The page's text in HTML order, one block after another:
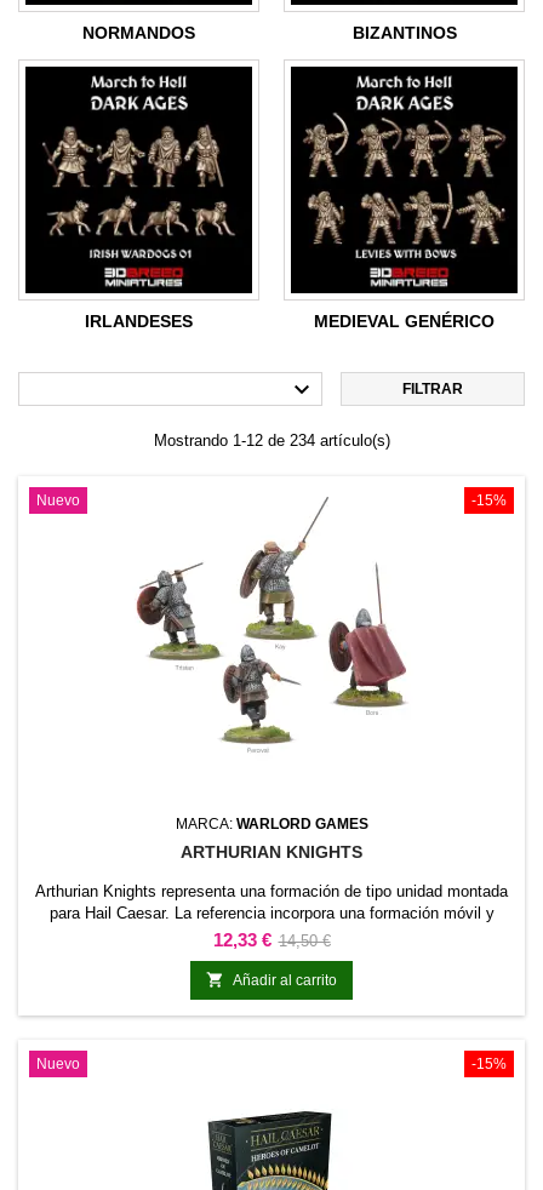
NORMANDOS BIZANTINOS
IRLANDESES MEDIEVAL GENÉRICO
 FILTRAR
Mostrando 1-12 de 234 artículo(s)
-15%
Nuevo
MARCA: WARLORD GAMES
ARTHURIAN KNIGHTS
Arthurian Knights representa una formación de tipo unidad montada
para Hail Caesar. La referencia incorpora una formación móvil y
visualmente diferenciada a la colección.Puede utilizarse para
completar regimientos montados, fuerzas históricas o fantásticas,
escenarios y dioramas.
Precio
12,33 € Precio
base
14,50 €
 Añadir al carrito
-15%
Nuevo